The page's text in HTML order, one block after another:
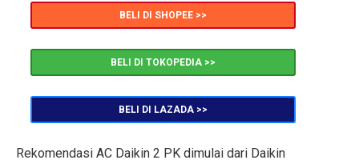
BELI DI SHOPEE >>
BELI DI TOKOPEDIA >>
BELI DI LAZADA >>
Rekomendasi AC Daikin 2 PK dimulai dari Daikin